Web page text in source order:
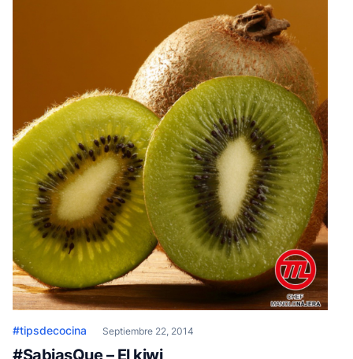
#tipsdecocina Septiembre 22, 2014
#SabiasQue – El kiwi